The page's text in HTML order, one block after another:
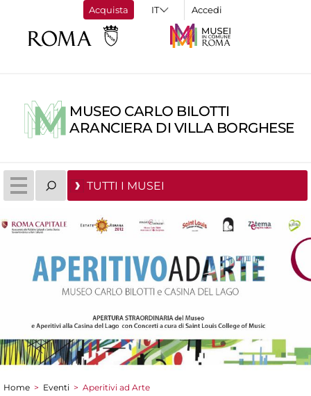
Acquista Accedi
MUSEO CARLO BILOTTI
ARANCIERA DI VILLA BORGHESE
TUTTI I MUSEI
Home > Eventi > Aperitivi ad Arte